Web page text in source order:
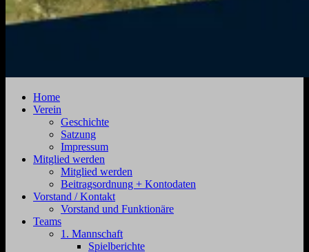
Zehdenick
Jahnstraße
Zehdenick
Home
Verein
Geschichte
Satzung
Impressum
Mitglied werden
Mitglied werden
Beitragsordnung + Kontodaten
Vorstand / Kontakt
Vorstand und Funktionäre
Teams
1. Mannschaft
Spielberichte